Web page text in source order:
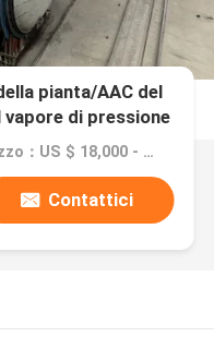
pianta/AAC del
di pressione
Prezzo：US $ 18,000 - 120,000 / Set
Contattici